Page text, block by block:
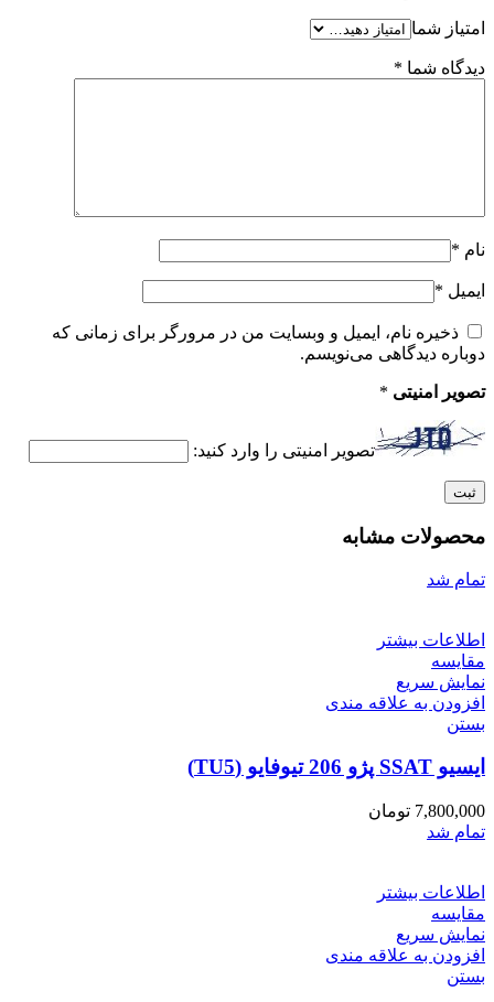
امتیاز شما
دیدگاه شما *
نام *
ایمیل *
ذخیره نام، ایمیل و وبسایت من در مرورگر برای زمانی که
دوباره دیدگاهی می‌نویسم.
تصویر امنیتی *
تصویر امنیتی را وارد کنید:
محصولات مشابه
تمام شد
اطلاعات بیشتر
مقایسه
نمایش سریع
افزودن به علاقه مندی
بستن
ایسیو SSAT پژو 206 تیوفایو (TU5)
7,800,000 تومان
تمام شد
اطلاعات بیشتر
مقایسه
نمایش سریع
افزودن به علاقه مندی
بستن